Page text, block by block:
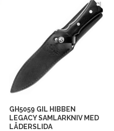
GH5059 GIL HIBBEN
LEGACY SAMLARKNIV MED
LÄDERSLIDA